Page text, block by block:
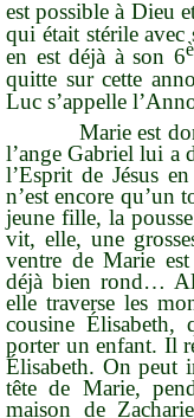
est possible à Dieu
qui était stérile
en est déjà à son 6
quitte sur cette
Luc s’appelle
Marie est donc
l’ange Gabriel lui a
l’Esprit de Jésus
n’est encore qu’un
jeune fille, la
vit, elle, une
ventre de Marie
déjà bien rond…
elle traverse les
cousine
porter un enfant. Il
Élisabeth. On peut
tête de Marie,
maison de